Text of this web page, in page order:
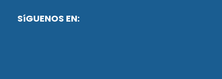
SíGUENOS EN: